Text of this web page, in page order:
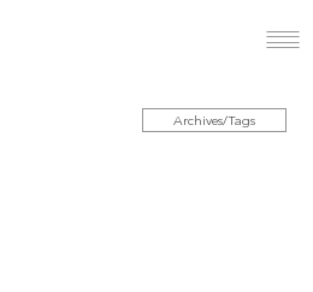
Archives/Tags